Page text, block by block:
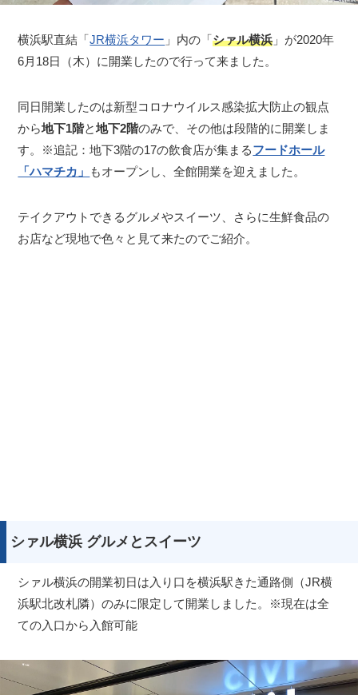
横浜駅直結「JR横浜タワー 」内の「シァル横浜 」が2020年
6月18日（木）に開業したので行って来ました。
同日開業したのは新型コロナウイルス感染拡大防止の観点
から地下1階と地下2階のみで、その他は段階的に開業しま
す。※追記：地下3階の17の飲食店が集まるフードホール
「ハマチカ」
もオープンし、全館開業を迎えました。
テイクアウトできるグルメやスイーツ、さらに生鮮食品の
お店など現地で色々と見て来たのでご紹介。
シァル横浜 グルメとスイーツ
シァル横浜の開業初日は入り口を横浜駅きた通路側（JR横
浜駅北改札隣）のみに限定して開業しました。※現在は全
ての入口から入館可能